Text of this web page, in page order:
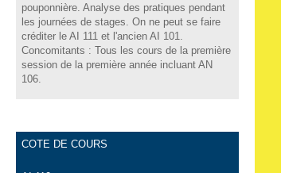
pouponnière. Analyse des pratiques pendant
les journées de stages. On ne peut se faire
créditer le AI 111 et l'ancien AI 101.
Concomitants : Tous les cours de la première
session de la première année incluant AN
106.
COTE DE COURS